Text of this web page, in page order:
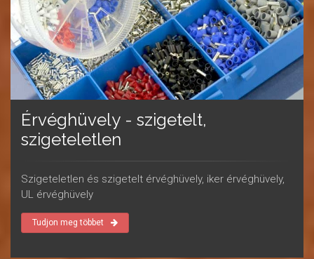
Érvéghüvely - szigetelt,
szigeteletlen
Szigeteletlen és szigetelt érvéghüvely, iker érvéghüvely,
UL érvéghüvely
Tudjon meg többet